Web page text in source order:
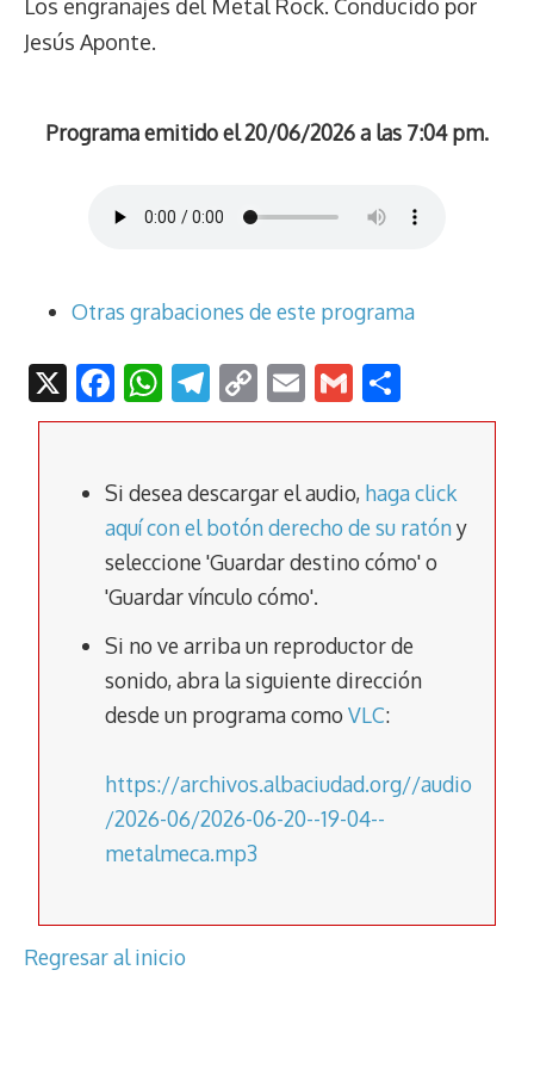
Los engranajes del Metal Rock. Conducido por
Jesús Aponte.
Programa emitido el 20/06/2026 a las 7:04 pm.
Otras grabaciones de este programa
X F
ac
b
o
o
k
W
h
s
A
p
p
T
el
gr
a
m
C
o
y
Li
n
k
E
m
l
G
m
l
o
p
ar
tir
Si desea descargar el audio, haga click
aquí con el botón derecho de su ratóny
seleccione 'Guardar destino cómo' o
'Guardar vínculo cómo'.
Si no ve arriba un reproductor de
sonido, abra la siguiente dirección
desde un programa como VLC:
https://archivos.albaciudad.org//audio
/2026-06/2026-06-20--19-04--
metalmeca.mp3
Regresar al inicio